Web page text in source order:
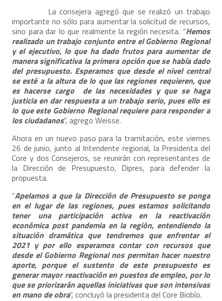
La consejera agregó que se realizó un trabajo
importante no sólo para aumentar la solicitud de recursos,
sino para dar lo que realmente la región necesita. “Hemos
realizado un trabajo conjunto entre el Gobierno Regional
y el ejecutivo, lo que ha dado frutos para aumentar de
manera significativa la primera opción que se había dado
del presupuesto. Esperamos que desde el nivel central
se esté a la altura de lo que las regiones requieren, que
es hacerse cargo de las necesidades y que se haga
justicia en dar respuesta a un trabajo serio, pues ello es
lo que este Gobierno Regional requiere para responder a
los ciudadanos”, agrego Weisse.
Ahora en un nuevo paso para la tramitación, este viernes
26 de junio, junto al Intendente regional, la Presidenta del
Core y dos Consejeros, se reunirán con representantes de
la Dirección de Presupuesto, Dipres, para defender la
propuesta.
“Apelamos a que la Dirección de Presupuesto se ponga
en el lugar de las regiones, pues estamos solicitando
tener una participación activa en la reactivación
económica post pandemia en la región, entendiendo la
situación dramática que tendremos que enfrentar el
2021 y por ello esperamos contar con recursos que
desde el Gobierno Regional nos permitan hacer nuestro
aporte, porque el sustento de este presupuesto es
generar mayor reactivación en puestos de empleo, por lo
que se priorizarán aquellas iniciativas que son intensivas
en mano de obra”, concluyó la presidenta del Core Biobío.